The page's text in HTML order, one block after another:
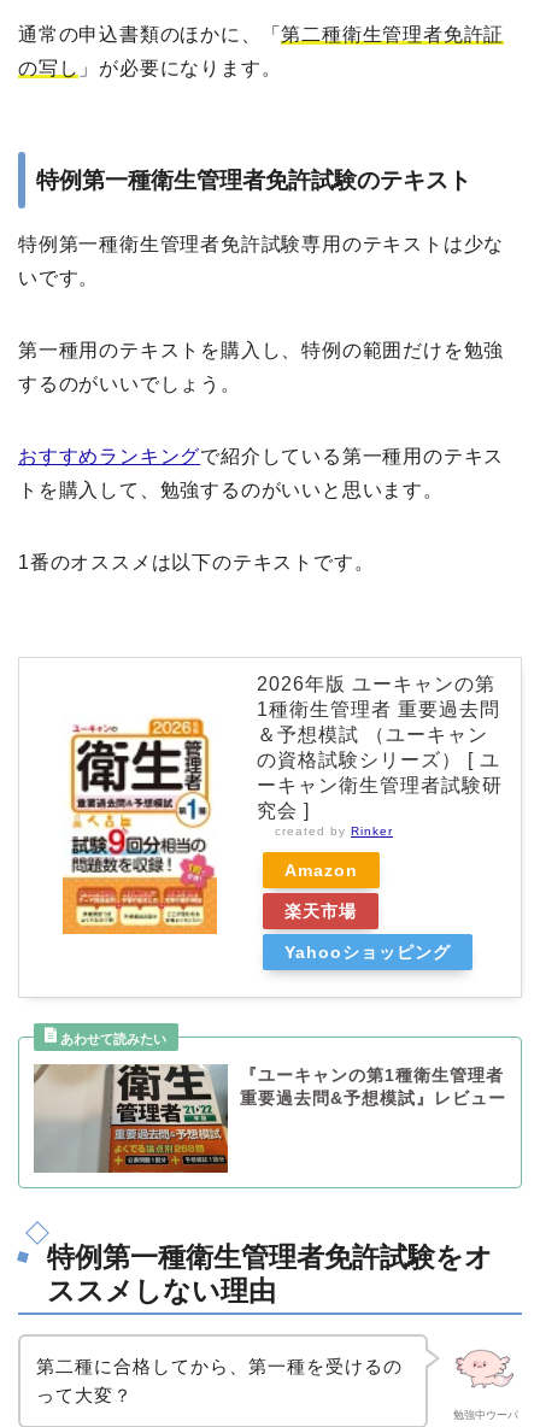
通常の申込書類のほかに、「第二種衛生管理者免許証
の写し 」が必要になります。
特例第一種衛生管理者免許試験のテキスト
特例第一種衛生管理者免許試験専用のテキストは少な
いです。
第一種用のテキストを購入し、特例の範囲だけを勉強
するのがいいでしょう。
おすすめランキングで紹介している第一種用のテキス
トを購入して、勉強するのがいいと思います。
1番のオススメは以下のテキストです。
2026年版 ユーキャンの第
1種衛生管理者 重要過去問
＆予想模試 （ユーキャン
の資格試験シリーズ） [ ユ
ーキャン衛生管理者試験研
究会 ]
created by Rinker
Amazon
楽天市場
Yahooショッピング
『ユーキャンの第1種衛生管理者
重要過去問&予想模試』レビュー
特例第一種衛生管理者免許試験をオ
ススメしない理由
勉強中ウーパ
第二種に合格してから、第一種を受けるの
って大変？